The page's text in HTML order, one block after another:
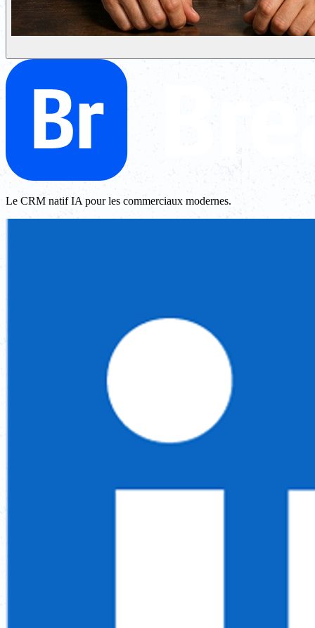
Le CRM natif IA pour les commerciaux modernes.